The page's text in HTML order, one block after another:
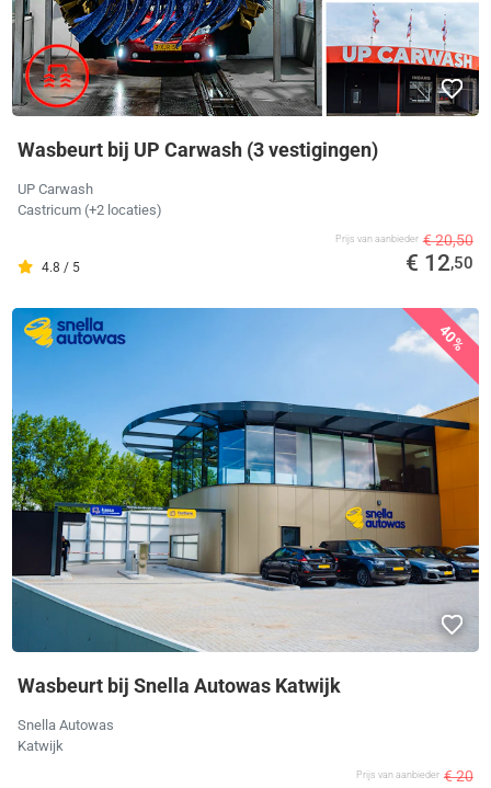
Wasbeurt bij UP Carwash (3 vestigingen)
UP Carwash
Castricum (+2 locaties)
4.8 / 5
Prijs van aanbieder € 20,50
€ 12,50
40%
Wasbeurt bij Snella Autowas Katwijk
Snella Autowas
Katwijk
Prijs van aanbieder € 20